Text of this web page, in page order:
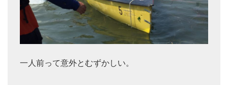
一人前って意外とむずかしい。